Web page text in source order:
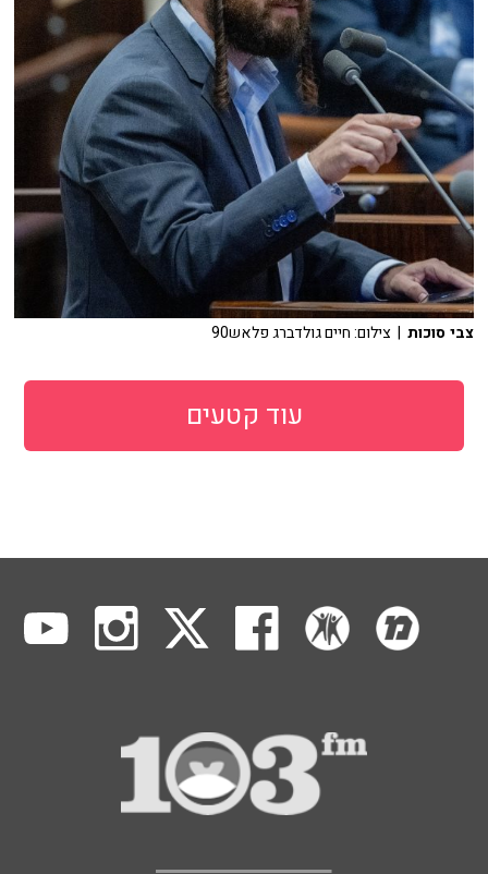
צבי סוכות | צילום: חיים גולדברג פלאש90
עוד קטעים